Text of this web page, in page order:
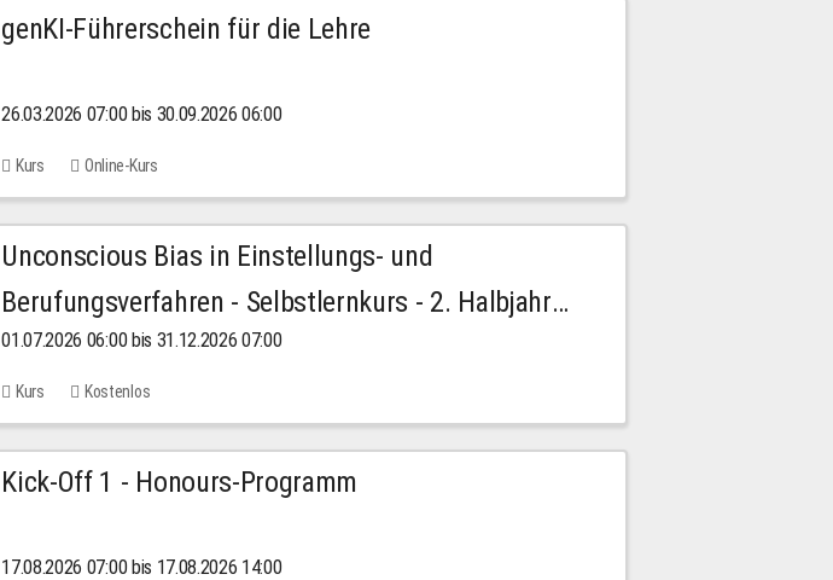
genKI-Führerschein für die Lehre
26.03.2026 07:00 bis 30.09.2026 06:00
Kurs Online-Kurs
Unconscious Bias in Einstellungs- und
Berufungsverfahren - Selbstlernkurs - 2. Halbjahr
2026
01.07.2026 06:00 bis 31.12.2026 07:00
Kurs Kostenlos
Kick-Off 1 - Honours-Programm
17.08.2026 07:00 bis 17.08.2026 14:00